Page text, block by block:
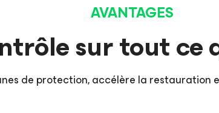
AVANTAGES
sur tout ce
de protection, accélère la